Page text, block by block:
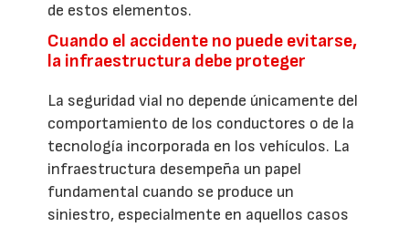
de estos elementos.
Cuando el accidente no puede evitarse,
la infraestructura debe proteger
La seguridad vial no depende únicamente del
comportamiento de los conductores o de la
tecnología incorporada en los vehículos. La
infraestructura desempeña un papel
fundamental cuando se produce un
siniestro, especialmente en aquellos casos